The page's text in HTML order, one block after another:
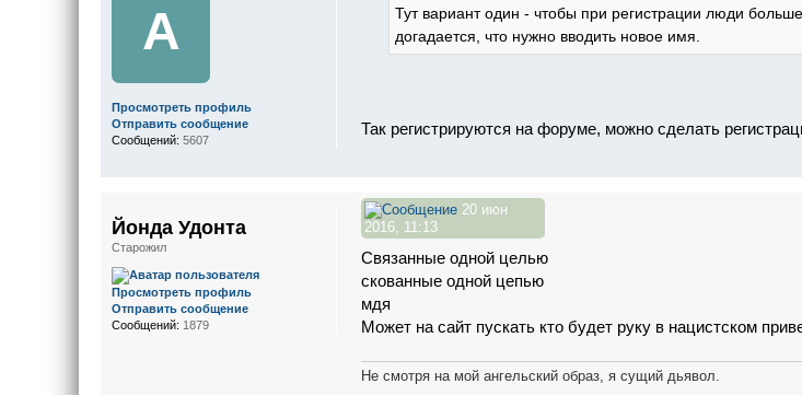
Тут вариант один - чтобы при регистрации люди
догадается, что нужно вводить новое имя.
Так регистрируются на форуме, можно сделать
A
Просмотреть профиль
Отправить сообщение
Сообщений: 5607
20 июн
2016, 11:13
Связанные одной целью
скованные одной цепью
мдя
Может на сайт пускать кто будет руку в нацистском
Не смотря на мой ангельский образ, я сущий дьявол.
Йонда Удонта
Старожил
Просмотреть профиль
Отправить сообщение
Сообщений: 1879